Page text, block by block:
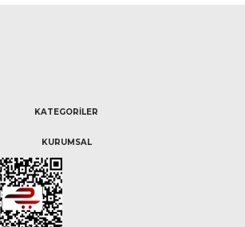
KATEGORİLER
KURUMSAL